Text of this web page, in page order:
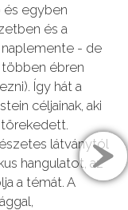
és egyben
és a
naplemente - de
ébren
Így hát a
céljainak, aki
törekedett.
látványtól
hangulatot, az
a témát. A